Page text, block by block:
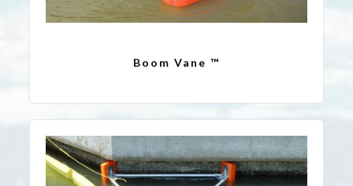
Boom Vane ™